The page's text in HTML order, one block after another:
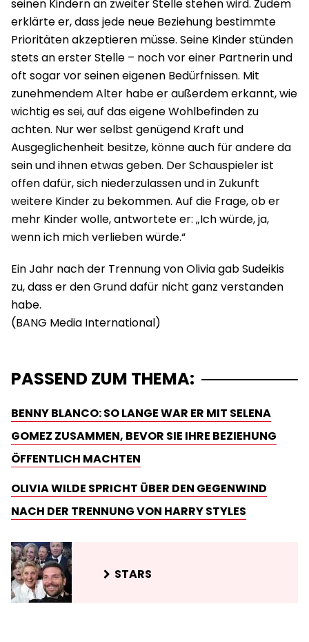
seinen Kindern an zweiter Stelle stehen wird. Zudem
erklärte er, dass jede neue Beziehung bestimmte
Prioritäten akzeptieren müsse. Seine Kinder stünden
stets an erster Stelle – noch vor einer Partnerin und
oft sogar vor seinen eigenen Bedürfnissen. Mit
zunehmendem Alter habe er außerdem erkannt, wie
wichtig es sei, auf das eigene Wohlbefinden zu
achten. Nur wer selbst genügend Kraft und
Ausgeglichenheit besitze, könne auch für andere da
sein und ihnen etwas geben. Der Schauspieler ist
offen dafür, sich niederzulassen und in Zukunft
weitere Kinder zu bekommen. Auf die Frage, ob er
mehr Kinder wolle, antwortete er: „Ich würde, ja,
wenn ich mich verlieben würde.“
Ein Jahr nach der Trennung von Olivia gab Sudeikis
zu, dass er den Grund dafür nicht ganz verstanden
habe.
PASSEND ZUM THEMA:
BENNY BLANCO: SO LANGE WAR ER MIT SELENA
GOMEZ ZUSAMMEN, BEVOR SIE IHRE BEZIEHUNG
ÖFFENTLICH MACHTEN
OLIVIA WILDE SPRICHT ÜBER DEN GEGENWIND
NACH DER TRENNUNG VON HARRY STYLES
STARS